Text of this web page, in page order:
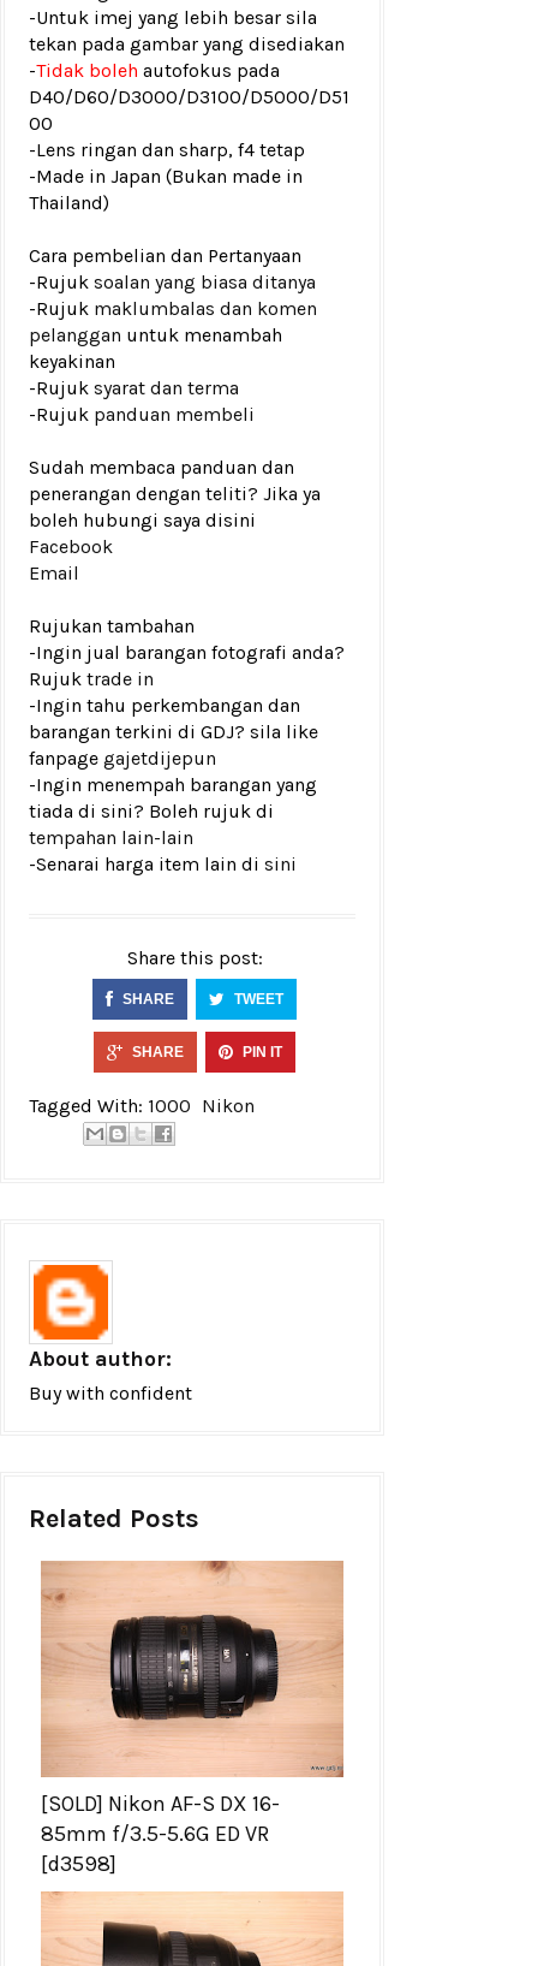
-Untuk imej yang lebih besar sila
tekan pada gambar yang disediakan
-Tidak boleh autofokus pada
D40/D60/D3000/D3100/D5000/D51
00
-Lens ringan dan sharp, f4 tetap
-Made in Japan (Bukan made in
Thailand)
Cara pembelian dan Pertanyaan
-Rujuk soalan yang biasa ditanya
-Rujuk maklumbalas dan komen
pelanggan untuk menambah
keyakinan
-Rujuk syarat dan terma
-Rujuk panduan membeli
Sudah membaca panduan dan
penerangan dengan teliti? Jika ya
boleh hubungi saya disini
Facebook
Email
Rujukan tambahan
-Ingin jual barangan fotografi anda?
Rujuk trade in
-Ingin tahu perkembangan dan
barangan terkini di GDJ? sila like
fanpage gajetdijepun
-Ingin menempah barangan yang
tiada di sini? Boleh rujuk di
tempahan lain-lain
-Senarai harga item lain di sini
Share this post:
SHARE TWEET
SHARE PIN IT
Tagged With: 1000 Nikon
About author:
Buy with confident
Related Posts
[SOLD] Nikon AF-S DX 16-
85mm f/3.5-5.6G ED VR
[d3598]